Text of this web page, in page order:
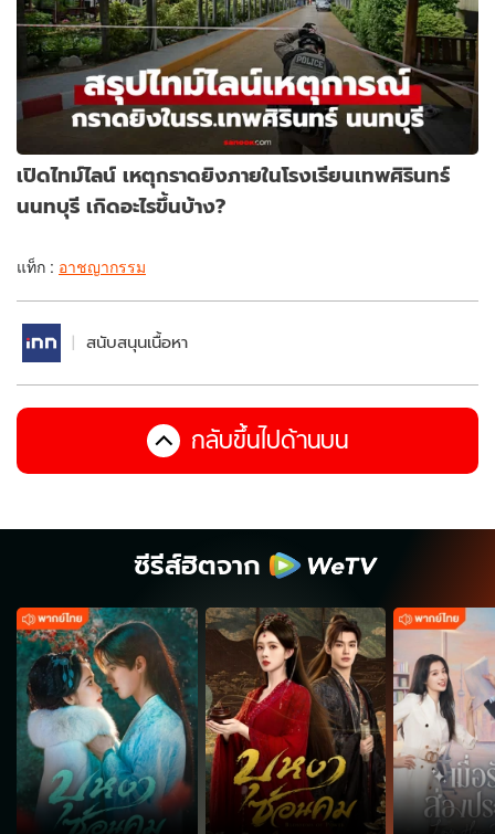
เปิดไทม์ไลน์ เหตุกราดยิงภายในโรงเรียนเทพศิรินทร์
นนทบุรี เกิดอะไรขึ้นบ้าง?
แท็ก : อาชญากรรม
สนับสนุนเนื้อหา
กลับขึ้นไปด้านบน
ซีรีส์ฮิตจาก